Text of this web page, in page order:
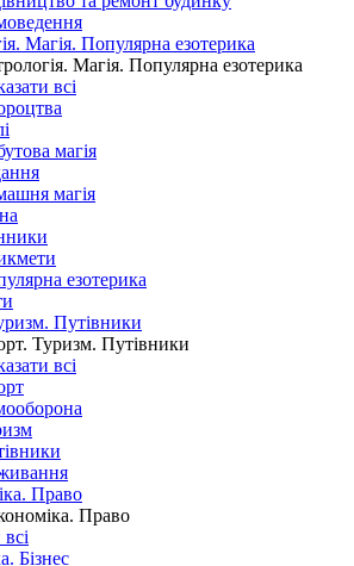
Магія. Популярна езотерика
Магія. Популярна езотерика
всі
магія
магія
езотерика
Путівники
Туризм. Путівники
всі
Право
Право
Бізнес